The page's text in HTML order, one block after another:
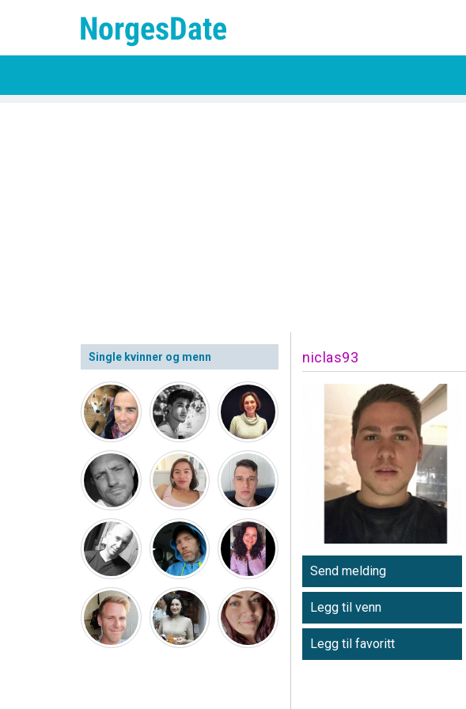
Single kvinner og menn niclas93
Send melding
Legg til venn
Legg til favoritt